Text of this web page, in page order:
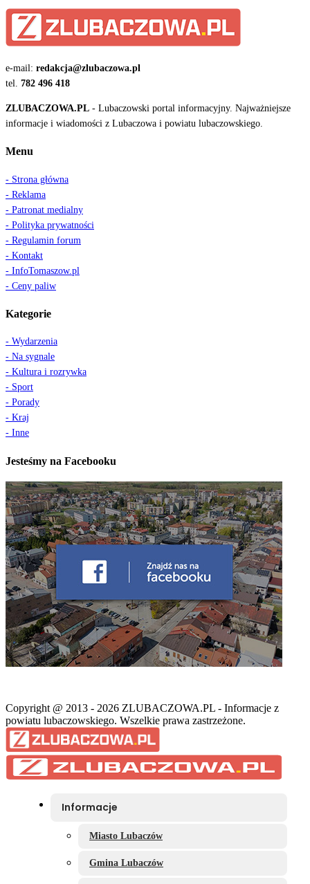
e-mail: redakcja@zlubaczowa.pl
tel. 782 496 418
ZLUBACZOWA.PL - Lubaczowski portal informacyjny. Najważniejsze
informacje i wiadomości z Lubaczowa i powiatu lubaczowskiego.
Menu
- Strona główna
- Reklama
- Patronat medialny
- Polityka prywatności
- Regulamin forum
- Kontakt
- InfoTomaszow.pl
- Ceny paliw
Kategorie
- Wydarzenia
- Na sygnale
- Kultura i rozrywka
- Sport
- Porady
- Kraj
- Inne
Jesteśmy na Facebooku
Copyright @ 2013 - 2026 ZLUBACZOWA.PL - Informacje z
powiatu lubaczowskiego. Wszelkie prawa zastrzeżone.
Informacje
Miasto Lubaczów
Gmina Lubaczów